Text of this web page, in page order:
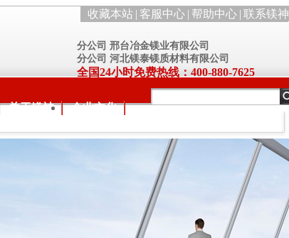
收藏本站 | 客服中心 | 帮助中心 | 联系镁神
分公司 邢台冶金镁业有限公司
分公司 河北镁泰镁质材料有限公司
全国24小时免费热线：400-880-7625
关于镁神 企业文化